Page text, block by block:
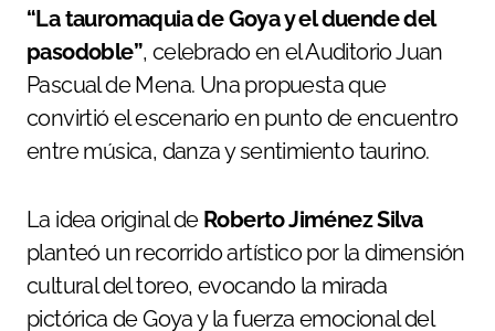
“La tauromaquia de Goya y el duende del
pasodoble”, celebrado en el Auditorio Juan
Pascual de Mena. Una propuesta que
convirtió el escenario en punto de encuentro
entre música, danza y sentimiento taurino.
La idea original de Roberto Jiménez Silva
planteó un recorrido artístico por la dimensión
cultural del toreo, evocando la mirada
pictórica de Goya y la fuerza emocional del